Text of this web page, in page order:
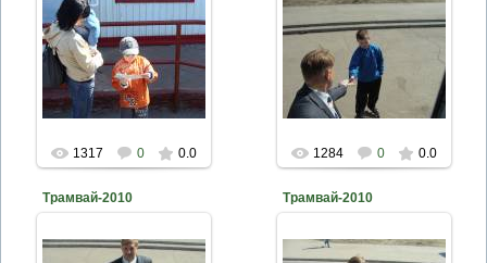
2010-04-26
naturalist
1317 0 0.0
2010-04-26
naturalist
1284 0 0.0
Трамвай-2010 Трамвай-2010